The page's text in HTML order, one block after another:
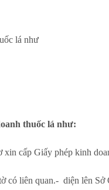
lá như
thuốc lá như:
xin cấp Giấy phép kinh
có liên quan.- diện lên